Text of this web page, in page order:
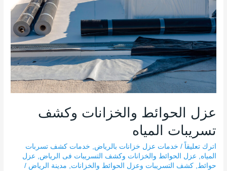
عزل الحوائط والخزانات وكشف
تسريبات المياه
اترك تعليقاً / خدمات عزل خزانات بالرياض, خدمات كشف تسربات
المياه, عزل الحوائط والخزانات وكشف التسريبات فى الرياض, عزل
حوائط,كشف التسريبات وعزل الحوائط والخزانات, مدينة الرياض /
تسريبات
المياه